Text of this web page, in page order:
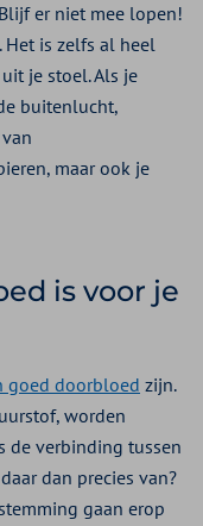
er niet mee lopen!
is zelfs al heel
uit je stoel. Als je
buitenlucht,
maar ook je
is voor je
goed doorbloed zijn.
worden
de verbinding tussen
dan precies van?
gaan erop